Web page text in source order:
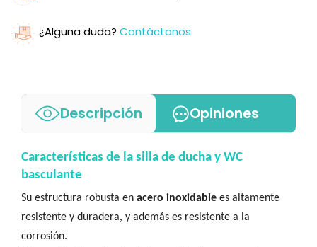
¿Alguna duda? Contáctanos
Descripción Opiniones
Características de la silla de ducha y WC
basculante
Su estructura robusta en acero inoxidable es altamente
resistente y duradera, y además es resistente a la
corrosión.